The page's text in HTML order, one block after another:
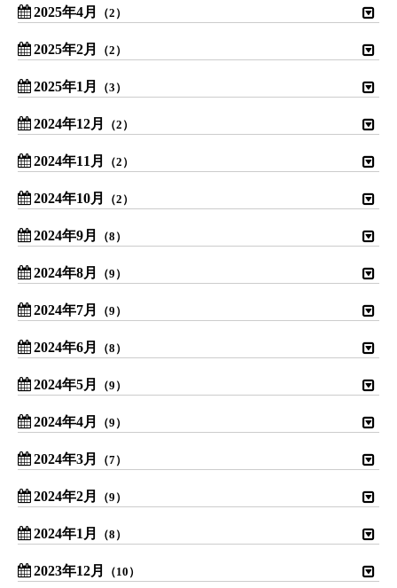
2025年4月 （2）
2025年2月 （2）
2025年1月 （3）
2024年12月 （2）
2024年11月 （2）
2024年10月 （2）
2024年9月 （8）
2024年8月 （9）
2024年7月 （9）
2024年6月 （8）
2024年5月 （9）
2024年4月 （9）
2024年3月 （7）
2024年2月 （9）
2024年1月 （8）
2023年12月 （10）